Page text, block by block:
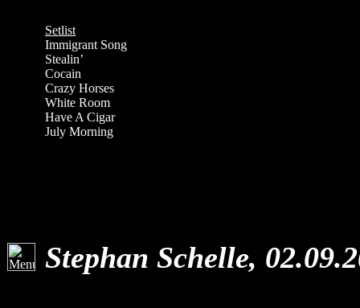
Setlist
Immigrant Song
Stealin’
Cocain
Crazy Horses
White Room
Have A Cigar
July Morning
Stephan Schelle,